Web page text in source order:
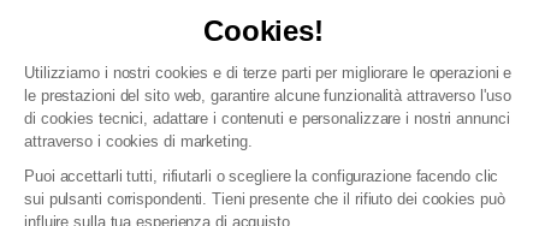
Cookies!
Utilizziamo i nostri cookies e di terze parti per migliorare le operazioni e
le prestazioni del sito web, garantire alcune funzionalità attraverso l'uso
di cookies tecnici, adattare i contenuti e personalizzare i nostri annunci
attraverso i cookies di marketing.
Puoi accettarli tutti, rifiutarli o scegliere la configurazione facendo clic
sui pulsanti corrispondenti. Tieni presente che il rifiuto dei cookies può
influire sulla tua esperienza di acquisto.
Condizioni generali vendita
Politica di gestione dei dati personali e dei cookie
Condizioni generali di vendita per clienti professionali